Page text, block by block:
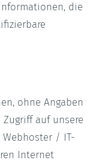
die
ohne Angaben
auf unsere
/ IT-
Internet